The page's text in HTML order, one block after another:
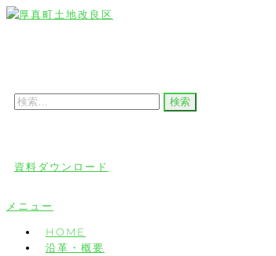
コ
ツ
キ
プ
検
資料ダウンロード
メニュー
HOME
沿革・概要